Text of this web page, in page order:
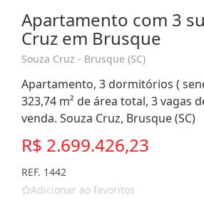
Apartamento com 3
Cruz em Brusque
Souza Cruz - Brusque (SC)
Apartamento, 3 dormitórios (
323,74 m² de área total, 3 vagas
venda. Souza Cruz, Brusque (SC)
R$ 2.699.426,23
REF. 1442
Adicionar ao favoritos